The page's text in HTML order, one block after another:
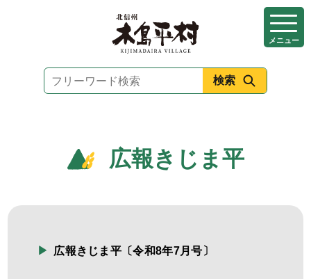
メニュー
広報きじま平
広報きじま平〔令和8年7月号〕